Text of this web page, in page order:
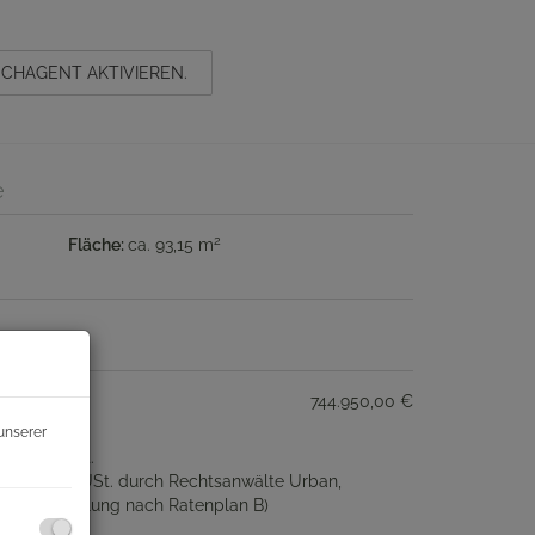
AKTIVIEREN.
Fläche ca. 93,15 m2
744.950,00 €
zzgl. 20% USt. durch Rechtsanwälte Urban,
BTVG Zahlung nach Ratenplan B)